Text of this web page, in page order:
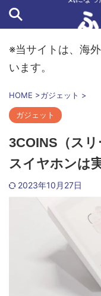
※当サイトは、海
います。
HOME >ガジェット >
ガジェット
3COINS（ス
スイヤホンは
2023年10月27日